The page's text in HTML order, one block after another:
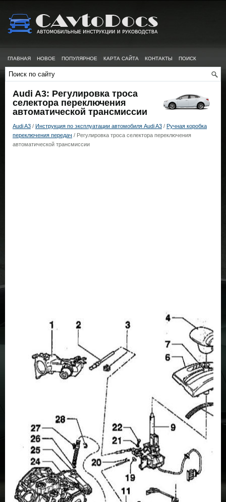
ГЛАВНАЯ НОВОЕ ПОПУЛЯРНОЕ КАРТА САЙТА КОНТАКТЫ ПОИСК
Audi A3: Регулировка троса
селектора переключения
автоматической трансмиссии
Audi A3 / Инструкция по эксплуатации автомобиля Audi A3 / Ручная коробка
переключения передач / Регулировка троса селектора переключения
автоматической трансмиссии